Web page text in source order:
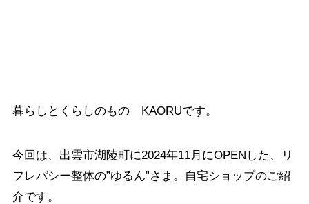
暮らしとくらしのもの KAORUです。
今回は、出雲市湖陵町に2024年11月にOPENした、リ
フレパシー整体の”ゆるん”さま。自宅ショップのご紹
介です。